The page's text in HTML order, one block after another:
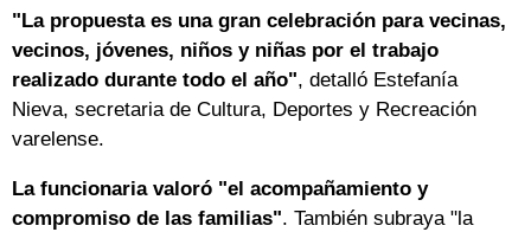
"La propuesta es una gran celebración para vecinas,
vecinos, jóvenes, niños y niñas por el trabajo
realizado durante todo el año", detalló Estefanía
Nieva, secretaria de Cultura, Deportes y Recreación
varelense.
La funcionaria valoró "el acompañamiento y
compromiso de las familias". También subraya "la